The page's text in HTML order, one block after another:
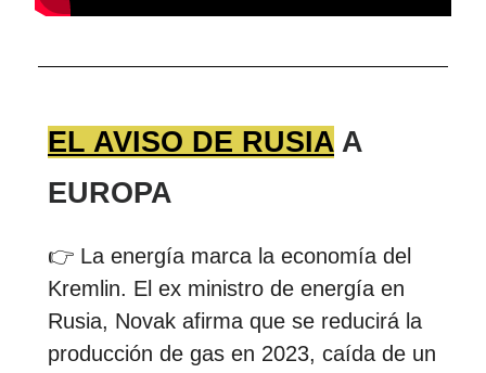
EL AVISO DE RUSIA A
EUROPA
👉 La energía marca la economía del
Kremlin. El ex ministro de energía en
Rusia, Novak afirma que se reducirá la
producción de gas en 2023, caída de un